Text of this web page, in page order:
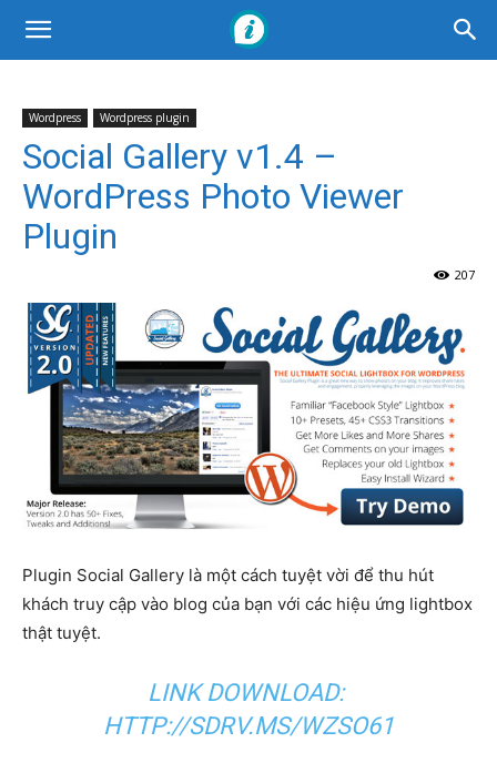
Wordpress Wordpress plugin
Social Gallery v1.4 –
WordPress Photo Viewer
Plugin
207
Plugin Social Gallery là một cách tuyệt vời để thu hút
khách truy cập vào blog của bạn với các hiệu ứng lightbox
thật tuyệt.
LINK DOWNLOAD:
HTTP://SDRV.MS/WZSO61